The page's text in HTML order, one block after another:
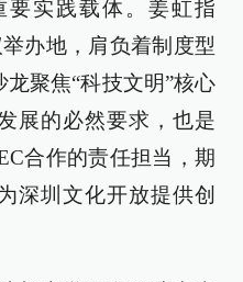
实践载体。姜虹指
办地，肩负着制度型
聚焦“科技文明”核心
展的必然要求，也是
合作的责任担当，期
深圳文化开放提供创